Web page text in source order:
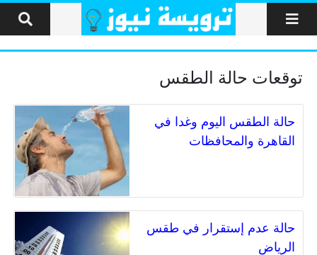
التخطي إلى المحتوى
توقعات حالة الطقس
حالة الطقس اليوم وغدا في
القاهرة والمحافظات
حالة عدم إستقرار في طقس
الرياض